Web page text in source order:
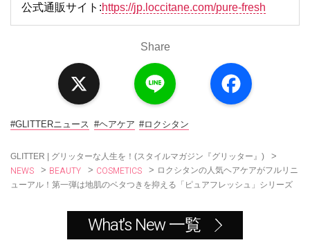
公式通販サイト:https://jp.loccitane.com/pure-fresh
Share
a
c
#GLITTERニュース #ヘアケア #ロクシタン
GLITTER | グリッターな人生を！(スタイルマガジン『グリッター』) >
NEWS > BEAUTY > COSMETICS > ロクシタンの人気ヘアケアがフルリニ
ューアル！第一弾は地肌のベタつきを抑える「ピュアフレッシュ」シリーズ
What's New 一覧